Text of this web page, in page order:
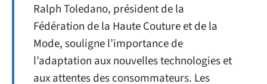
Ralph Toledano, président de la
Fédération de la Haute Couture et de la
Mode, souligne l’importance de
l’adaptation aux nouvelles technologies et
aux attentes des consommateurs. Les